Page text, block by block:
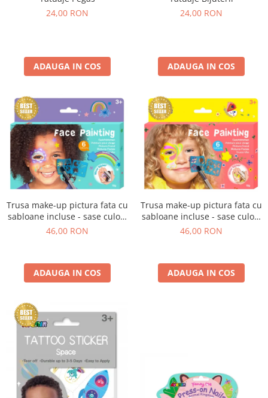
24,00 RON
ADAUGA IN COS
24,00 RON
ADAUGA IN COS
Trusa make-up pictura fata cu
sabloane incluse - sase culori
non-alergice - curcubeu si
46,00 RON
ADAUGA IN COS
Trusa make-up pictura fata cu
sabloane incluse - sase culori
non-alergice - flori si fluturi
46,00 RON
ADAUGA IN COS